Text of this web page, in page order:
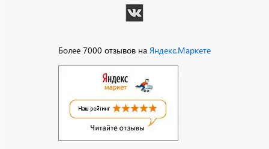
Более 7000 отзывов на Яндекс.Маркете